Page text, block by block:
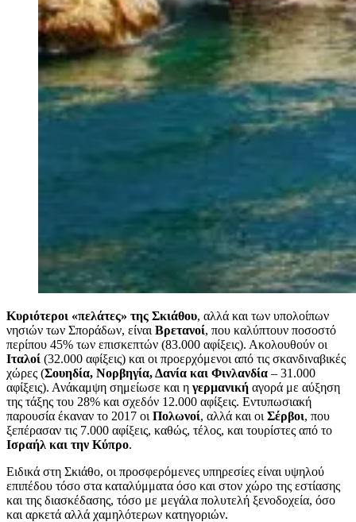
Κυριότεροι «πελάτες» της Σκιάθου, αλλά και των υπολοίπων
νησιών των Σποράδων, είναι Βρετανοί, που καλύπτουν ποσοστό
περίπου 45% των επισκεπτών (83.000 αφίξεις). Ακολουθούν οι
Ιταλοί (32.000 αφίξεις) και οι προερχόμενοι από τις σκανδιναβικές
χώρες (Σουηδία, Νορβηγία, Δανία και Φινλανδία – 31.000
αφίξεις). Ανάκαμψη σημείωσε και η γερμανική αγορά με αύξηση
της τάξης του 28% και σχεδόν 12.000 αφίξεις. Εντυπωσιακή
παρουσία έκαναν το 2017 οι Πολωνοί, αλλά και οι Σέρβοι, που
ξεπέρασαν τις 7.000 αφίξεις, καθώς, τέλος, και τουρίστες από το
Ισραήλ και την Κύπρο.
Ειδικά στη Σκιάθο, οι προσφερόμενες υπηρεσίες είναι υψηλού
επιπέδου τόσο στα καταλύμματα όσο και στον χώρο της εστίασης
και της διασκέδασης, τόσο με μεγάλα πολυτελή ξενοδοχεία, όσο
και αρκετά αλλά χαμηλότερων κατηγοριών.